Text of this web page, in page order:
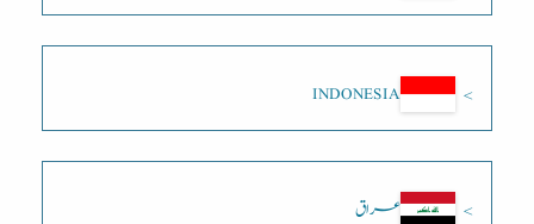
INDONESIA
عراق